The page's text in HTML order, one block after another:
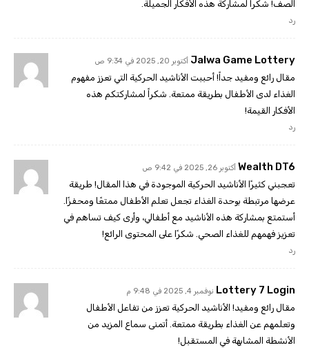
الصف! شكراً لمشاركة هذه الأفكار الجميلة.
رد
Jalwa Game Lottery أكتوبر 20, 2025 في 9:34 ص
مقال رائع ومفيد جداً! أحببت الأناشيد الحركية التي تعزز مفهوم
الغذاء لدى الأطفال بطريقة ممتعة. شكراً لمشاركتكم هذه
الأفكار القيمة!
رد
Wealth DT6 أكتوبر 26, 2025 في 9:42 ص
تعجبني كثيرًا الأناشيد الحركية الموجودة في هذا المقال! طريقة
عرضها مرتبطة بوحدة الغذاء تجعل تعلم الأطفال ممتعًا ومحفزًا.
أستمتع بمشاركة هذه الأناشيد مع أطفالي، وأرى كيف تساهم في
تعزيز فهمهم للغذاء الصحي. شكرًا على المحتوى الرائع!
رد
Lottery 7 Login نوفمبر 4, 2025 في 9:48 م
مقال رائع ومفيد! الأناشيد الحركية تعزز من تفاعل الأطفال
وتعلمهم عن الغذاء بطريقة ممتعة. أتمنى سماع المزيد من
الأنشطة المشابهة في المستقبل!